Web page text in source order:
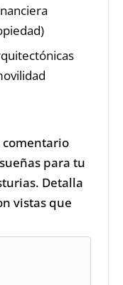
comentario
para tu
Detalla
vistas que